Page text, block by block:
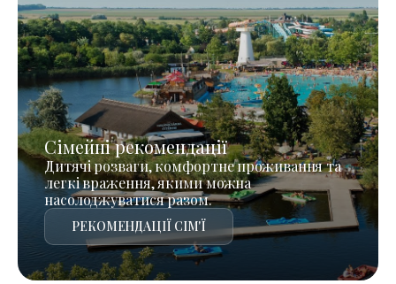
Сімейні рекомендації
Дитячі розваги, комфортне проживання та
легкі враження, якими можна
насолоджуватися разом.
РЕКОМЕНДАЦІЇ СІМ'Ї